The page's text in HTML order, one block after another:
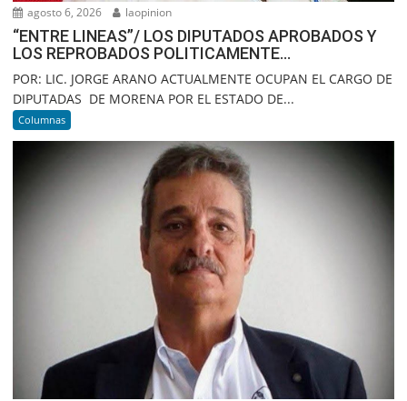
agosto 6, 2026 laopinion
“ENTRE LINEAS”/ LOS DIPUTADOS APROBADOS Y
LOS REPROBADOS POLITICAMENTE…
POR: LIC. JORGE ARANO ACTUALMENTE OCUPAN EL CARGO DE
DIPUTADAS DE MORENA POR EL ESTADO DE...
Columnas